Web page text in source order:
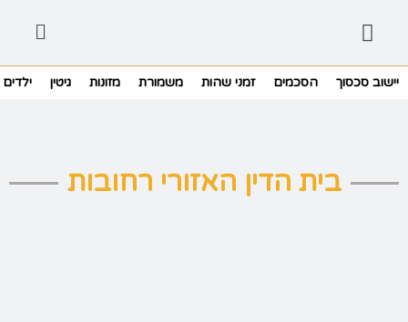
יישוב סכסוך הסכמים זמני שהות משמורת מזונות גיטין ילדים
בית הדין האזורי רחובות